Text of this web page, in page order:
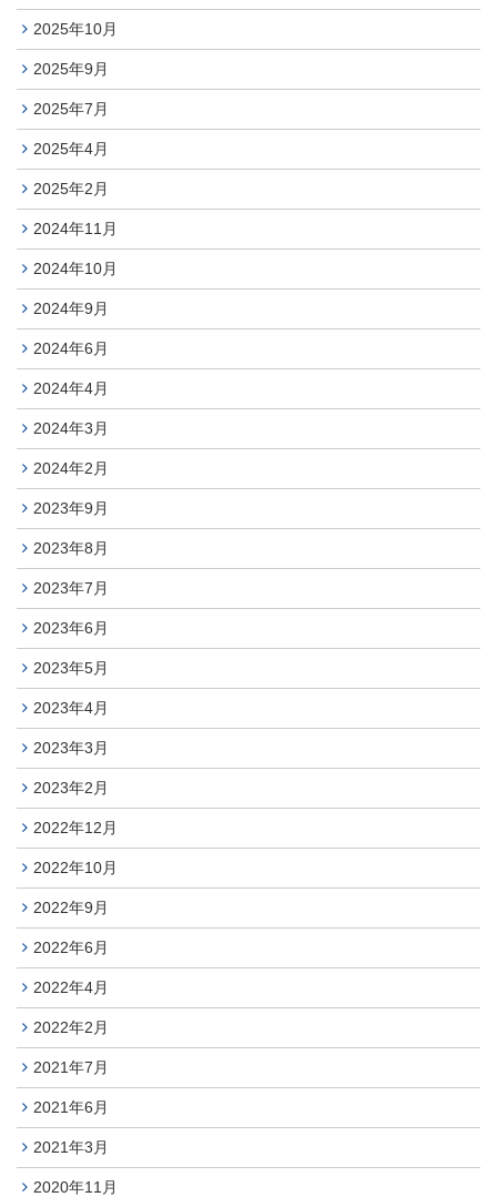
2025年10月
2025年9月
2025年7月
2025年4月
2025年2月
2024年11月
2024年10月
2024年9月
2024年6月
2024年4月
2024年3月
2024年2月
2023年9月
2023年8月
2023年7月
2023年6月
2023年5月
2023年4月
2023年3月
2023年2月
2022年12月
2022年10月
2022年9月
2022年6月
2022年4月
2022年2月
2021年7月
2021年6月
2021年3月
2020年11月